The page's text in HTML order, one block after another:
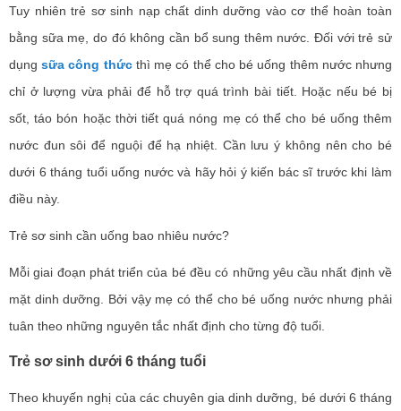
Tuy nhiên trẻ sơ sinh nạp chất dinh dưỡng vào cơ thể hoàn toàn
bằng sữa mẹ, do đó không cần bổ sung thêm nước. Đối với trẻ sử
dụngsữa công thứcthì mẹ có thể cho bé uống thêm nước nhưng
chỉ ở lượng vừa phải để hỗ trợ quá trình bài tiết. Hoặc nếu bé bị
sốt, táo bón hoặc thời tiết quá nóng mẹ có thể cho bé uống thêm
nước đun sôi để nguội để hạ nhiệt. Cần lưu ý không nên cho bé
dưới 6 tháng tuổi uống nước và hãy hỏi ý kiến bác sĩ trước khi làm
điều này.
Trẻ sơ sinh cần uống bao nhiêu nước?
Mỗi giai đoạn phát triển của bé đều có những yêu cầu nhất định về
mặt dinh dưỡng. Bởi vậy mẹ có thể cho bé uống nước nhưng phải
tuân theo những nguyên tắc nhất định cho từng độ tuổi.
Trẻ sơ sinh dưới 6 tháng tuổi
Theo khuyến nghị của các chuyên gia dinh dưỡng, bé dưới 6 tháng